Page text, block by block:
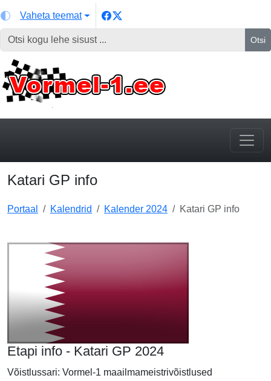
Vaheta teemat
Otsi
Katari GP info
Portaal Kalendrid Kalender 2024 Katari GP info
Etapi info - Katari GP 2024
Võistlussari: Vormel-1 maailmameistrivõistlused